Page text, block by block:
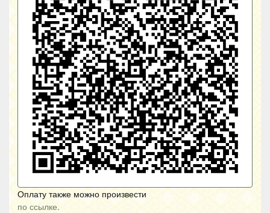
Оплату также можно произвести
по ссылке.